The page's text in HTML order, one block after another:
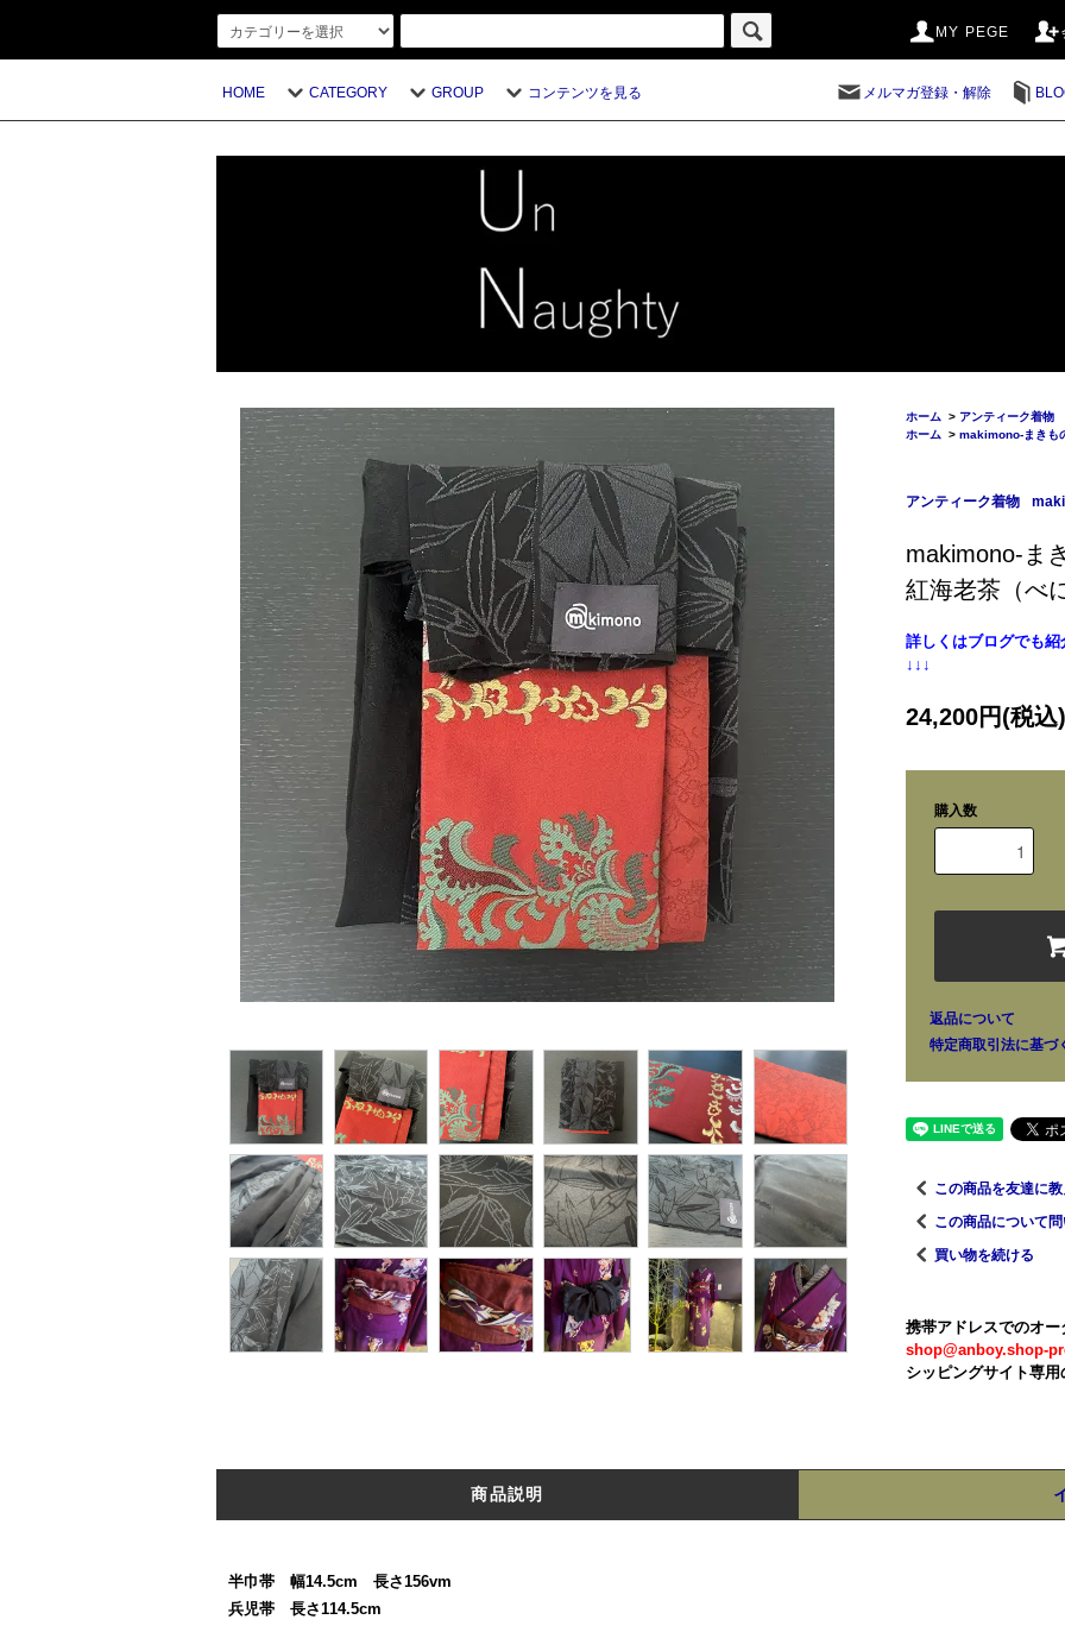
MY PEGE
HOME CATEGORY GROUP コンテンツを見る メルマガ登録・解除
ホーム > アンティーク着物
ホーム > makimono-まきも
アンティーク着物
makimono-ま
紅海老茶（べ
詳しくはブログでも紹
↓↓↓
24,200円(税込)
購入数
返品について
特定商取引法に基づ
この商品を友達に教
この商品について
買い物を続ける
携帯アドレスでのオ
shop@anboy.shop-
シッピングサイト専用
商品説明
半巾帯 幅14.5cm 長さ156vm
兵児帯 長さ114.5cm